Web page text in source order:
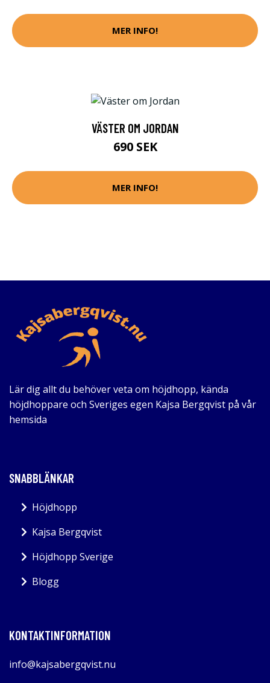
MER INFO!
VÄSTER OM JORDAN
690 SEK
MER INFO!
Lär dig allt du behöver veta om höjdhopp, kända
höjdhoppare och Sveriges egen Kajsa Bergqvist på vår
hemsida
SNABBLÄNKAR
Höjdhopp
Kajsa Bergqvist
Höjdhopp Sverige
Blogg
KONTAKTINFORMATION
info@kajsabergqvist.nu